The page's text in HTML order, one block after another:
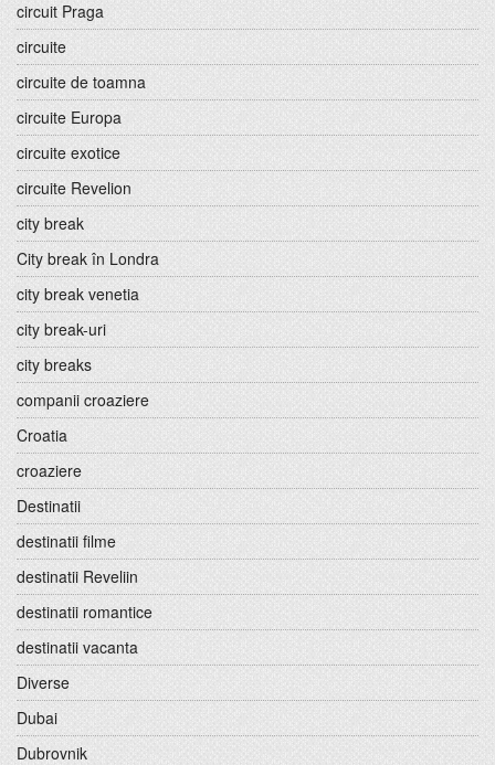
circuit Praga
circuite
circuite de toamna
circuite Europa
circuite exotice
circuite Revelion
city break
City break în Londra
city break venetia
city break-uri
city breaks
companii croaziere
Croatia
croaziere
Destinatii
destinatii filme
destinatii Reveliin
destinatii romantice
destinatii vacanta
Diverse
Dubai
Dubrovnik